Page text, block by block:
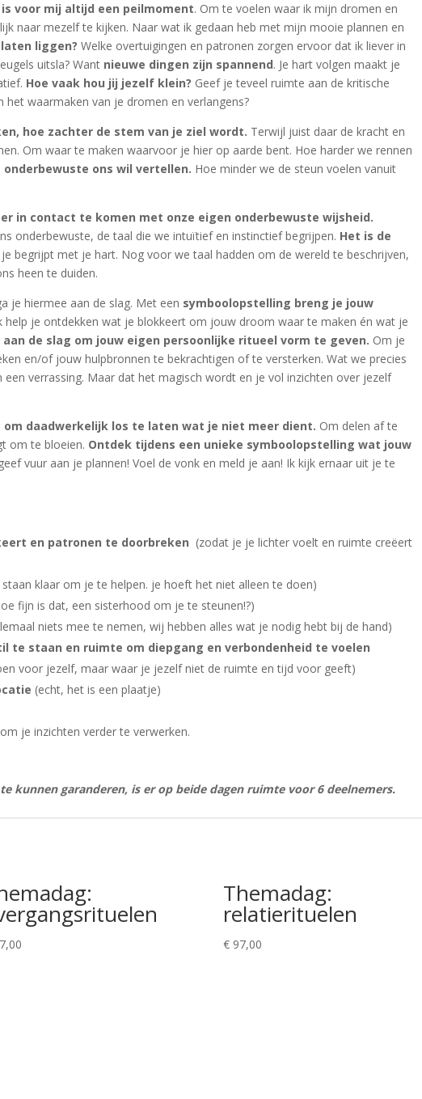
voor mij altijd een peilmoment. Om te voelen waar ik mijn dromen en
naar mezelf te kijken. Naar wat ik gedaan heb met mijn mooie plannen en
liggen? Welke overtuigingen en patronen zorgen ervoor dat ik liever in
uitsla? Want nieuwe dingen zijn spannend. Je hart volgen maakt je
Hoe vaak hou jij jezelf klein? Geef je teveel ruimte aan de kritische
waarmaken van je dromen en verlangens?
hoe zachter de stem van je ziel wordt. Terwijl juist daar de kracht en
Om waar te maken waarvoor je hier op aarde bent. Hoe harder we rennen
ons wil vertellen. Hoe minder we de steun voelen vanuit
in contact te komen met onze eigen onderbewuste wijsheid.
onderbewuste, de taal die we intuïtief en instinctief begrijpen. Het is de
begrijpt met je hart. Nog voor we taal hadden om de wereld te beschrijven,
heen te duiden.
je hiermee aan de slag. Met een symboolopstelling breng je jouw
help je ontdekken wat je blokkeert om jouw droom waar te maken én wat je
aan de slag om jouw eigen persoonlijke ritueel vorm te geven. Om je
en/of jouw hulpbronnen te bekrachtigen of te versterken. Wat we precies
verrassing. Maar dat het magisch wordt en je vol inzichten over jezelf
daadwerkelijk los te laten wat je niet meer dient. Om delen af te
om te bloeien. Ontdek tijdens een unieke symboolopstelling wat jouw
vuur aan je plannen! Voel de vonk en meld je aan! Ik kijk ernaar uit je te
en patronen te doorbreken (zodat je je lichter voelt en ruimte creëert
staan klaar om je te helpen. je hoeft het niet alleen te doen)
fijn is dat, een sisterhood om je te steunen!?)
niets mee te nemen, wij hebben alles wat je nodig hebt bij de hand)
te staan en ruimte om diepgang en verbondenheid te voelen
voor jezelf, maar waar je jezelf niet de ruimte en tijd voor geeft)
(echt, het is een plaatje)
om je inzichten verder te verwerken.
kunnen garanderen, is er op beide dagen ruimte voor 6 deelnemers.
Themadag:
relatierituelen
€ 97,00